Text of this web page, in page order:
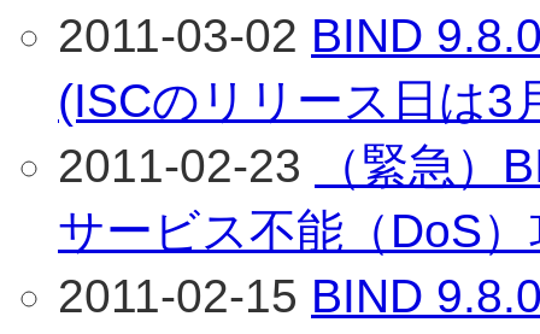
2011-03-02 BIND
(ISCのリリース日は3
2011-02-23
（緊急）
サービス不能（DoS
2011-02-15 BIND